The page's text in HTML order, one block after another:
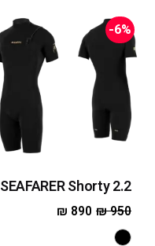
-6%
SEAFARER Shorty 2.2
₪950
₪ 890